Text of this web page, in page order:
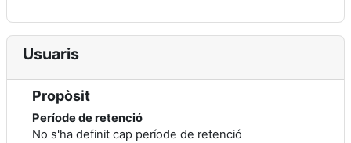
Usuaris
Propòsit
Període de retenció
No s'ha definit cap període de retenció